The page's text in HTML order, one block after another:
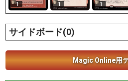
1 1 1
サイドボード(0)
Magic Online用